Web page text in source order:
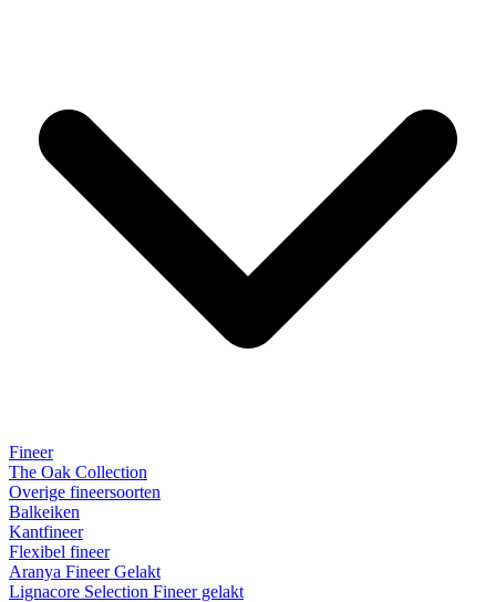
Fineer
The Oak Collection
Overige fineersoorten
Balkeiken
Kantfineer
Flexibel fineer
Aranya Fineer Gelakt
Lignacore Selection Fineer gelakt